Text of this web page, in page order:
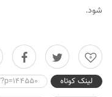
شود.
0
لینک کوتاه